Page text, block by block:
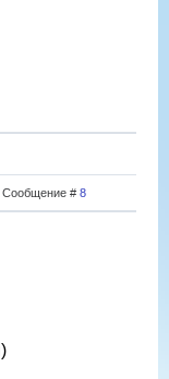
Сообщение # 8